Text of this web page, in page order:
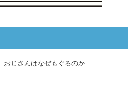
おじさんはなぜもぐるのか